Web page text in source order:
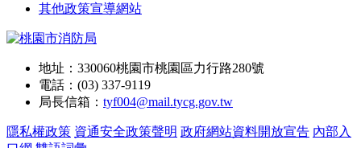
其他政策宣導網站
地址：330060桃園市桃園區力行路280號
電話：(03) 337-9119
局長信箱： tyf004@mail.tycg.gov.tw
隱私權政策 資通安全政策聲明 政府網站資料開放宣告 內部入